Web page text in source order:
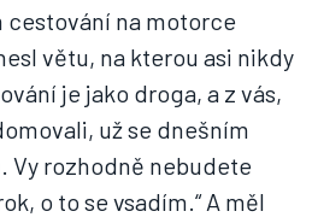
cestování na motorce
větu, na kterou asi nikdy
je jako droga, a z vás,
už se dnešním
Vy rozhodně nebudete
o to se vsadím.“ A měl